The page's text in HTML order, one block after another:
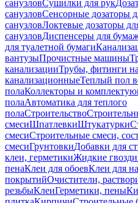
санузловСушилки для рук
санузловСенсорные дозаторы
санузловЛоктевые дозаторы
санузловДиспенсеры для
для туалетной бумаги
вантузыПрочистные машины
канализацииТрубы, фитинги
канализационныеТеплый пол
полаКоллекторы и
полаАвтоматика для теплого
полаСтроительство
смесиШпатлевкиШтукатурки
смесиСтроительные смеси,
смесиГрунтовкиДобавки для
клеи, герметикиЖидкие гвозди
пенаКлеи для обоевКлеи для
покрытийОчистители,
резьбыКлеиГерметики, пены